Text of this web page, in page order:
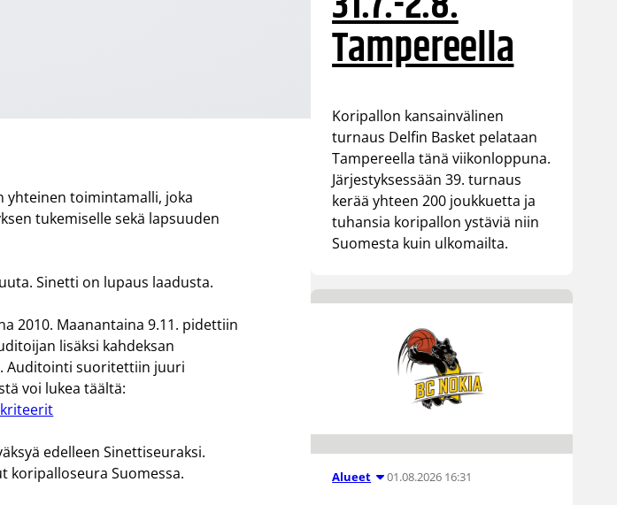
yhteinen toimintamalli, joka
tukemiselle sekä lapsuuden
Sinetti on lupaus laadusta.
2010. Maanantaina 9.11. pidettiin
lisäksi kahdeksan
Auditointi suoritettiin juuri
voi lukea täältä:
edelleen Sinettiseuraksi.
koripalloseura Suomessa.
Tampereella
Koripallon kansainvälinen
turnaus Delfin Basket pelataan
Tampereella tänä viikonloppuna.
Järjestyksessään 39. turnaus
kerää yhteen 200 joukkuetta ja
tuhansia koripallon ystäviä niin
Suomesta kuin ulkomailta.
Alueet 01.08.2026 16:31